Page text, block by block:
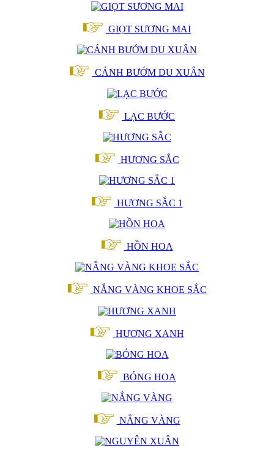
GIỌT SƯƠNG MAI
CÁNH BƯỚM DU XUÂN
LẠC BƯỚC
HƯƠNG SẮC
HƯƠNG SẮC 1
HỒN HOA
NẮNG VÀNG KHOE SẮC
HƯƠNG XANH
BÓNG HOA
NẮNG VÀNG